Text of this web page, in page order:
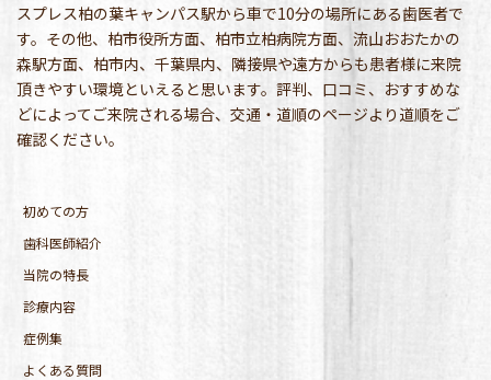
スプレス柏の葉キャンパス駅から車で10分の場所にある歯医者で
す。その他、柏市役所方面、柏市立柏病院方面、流山おおたかの
森駅方面、柏市内、千葉県内、隣接県や遠方からも患者様に来院
頂きやすい環境といえると思います。評判、口コミ、おすすめな
どによってご来院される場合、交通・道順のページより道順をご
確認ください。
初めての方
歯科医師紹介
当院の特長
診療内容
症例集
よくある質問